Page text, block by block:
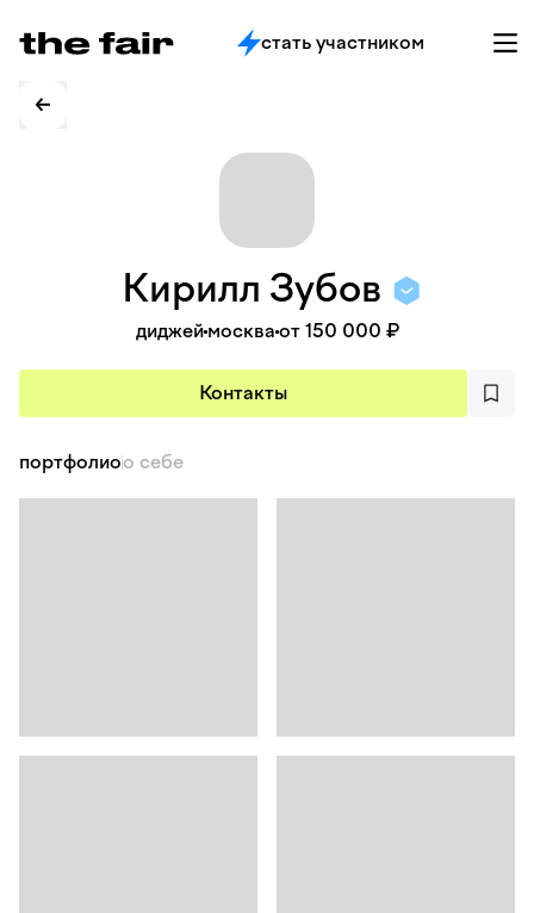
стать участником
Кирилл Зубов
диджеймоскваот 150 000 ₽
Контакты
портфолиоо себе